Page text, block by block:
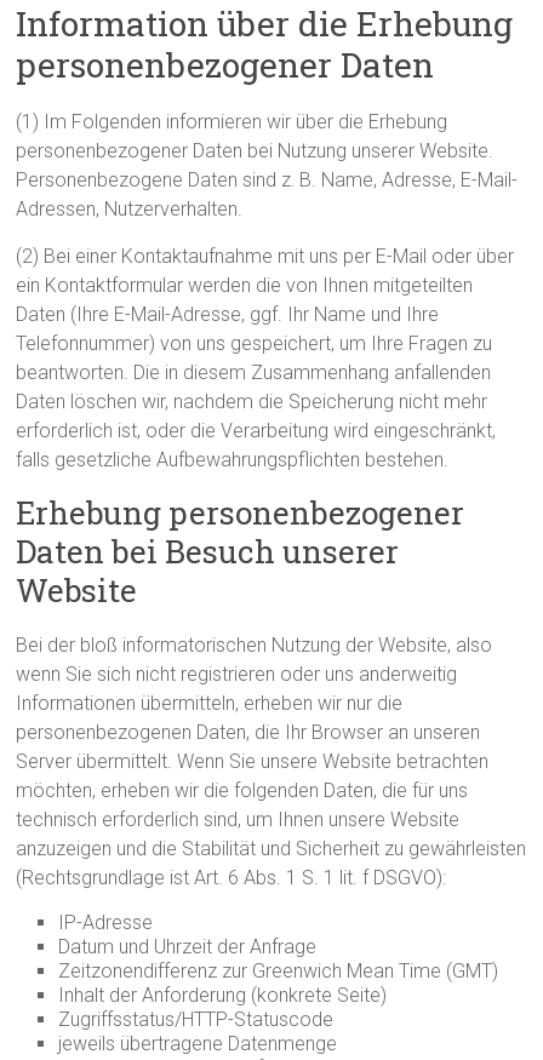
Information über die Erhebung
personenbezogener Daten
(1) Im Folgenden informieren wir über die Erhebung
personenbezogener Daten bei Nutzung unserer Website.
Personenbezogene Daten sind z. B. Name, Adresse, E-Mail-
Adressen, Nutzerverhalten.
(2) Bei einer Kontaktaufnahme mit uns per E-Mail oder über
ein Kontaktformular werden die von Ihnen mitgeteilten
Daten (Ihre E-Mail-Adresse, ggf. Ihr Name und Ihre
Telefonnummer) von uns gespeichert, um Ihre Fragen zu
beantworten. Die in diesem Zusammenhang anfallenden
Daten löschen wir, nachdem die Speicherung nicht mehr
erforderlich ist, oder die Verarbeitung wird eingeschränkt,
falls gesetzliche Aufbewahrungspflichten bestehen.
Erhebung personenbezogener
Daten bei Besuch unserer
Website
Bei der bloß informatorischen Nutzung der Website, also
wenn Sie sich nicht registrieren oder uns anderweitig
Informationen übermitteln, erheben wir nur die
personenbezogenen Daten, die Ihr Browser an unseren
Server übermittelt. Wenn Sie unsere Website betrachten
möchten, erheben wir die folgenden Daten, die für uns
technisch erforderlich sind, um Ihnen unsere Website
anzuzeigen und die Stabilität und Sicherheit zu gewährleisten
(Rechtsgrundlage ist Art. 6 Abs. 1 S. 1 lit. f DSGVO):
IP-Adresse
Datum und Uhrzeit der Anfrage
Zeitzonendifferenz zur Greenwich Mean Time (GMT)
Inhalt der Anforderung (konkrete Seite)
Zugriffsstatus/HTTP-Statuscode
jeweils übertragene Datenmenge